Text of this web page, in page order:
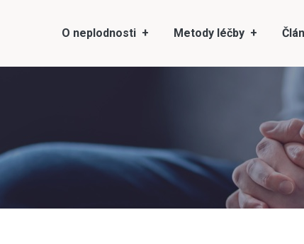
O neplodnosti Metody léčby